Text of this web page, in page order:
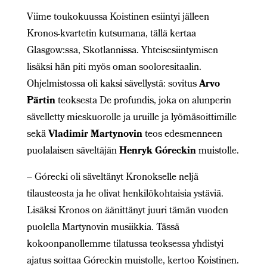
Viime toukokuussa Koistinen esiintyi jälleen
Kronos-kvartetin kutsumana, tällä kertaa
Glasgow:ssa, Skotlannissa. Yhteisesiintymisen
lisäksi hän piti myös oman sooloresitaalin.
Ohjelmistossa oli kaksi sävellystä: sovitusArvo
Pärtinteoksesta De profundis, joka on alunperin
sävelletty mieskuorolle ja uruille ja lyömäsoittimille
sekäVladimir Martynovinteos edesmenneen
puolalaisen säveltäjänHenryk Góreckinmuistolle.
– Górecki oli säveltänyt Kronokselle neljä
tilausteosta ja he olivat henkilökohtaisia ystäviä.
Lisäksi Kronos on äänittänyt juuri tämän vuoden
puolella Martynovin musiikkia. Tässä
kokoonpanollemme tilatussa teoksessa yhdistyi
ajatus soittaa Góreckin muistolle, kertoo Koistinen.